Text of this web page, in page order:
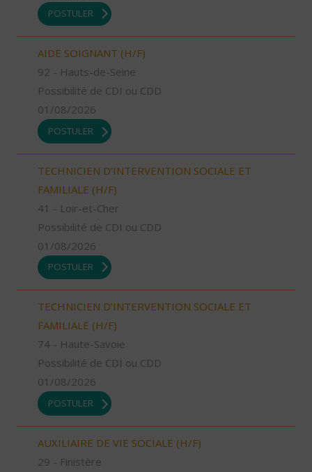
POSTULER
AIDE SOIGNANT (H/F)
92 - Hauts-de-Seine
Possibilité de CDI ou CDD
01/08/2026
POSTULER
TECHNICIEN D’INTERVENTION SOCIALE ET
FAMILIALE (H/F)
41 - Loir-et-Cher
Possibilité de CDI ou CDD
01/08/2026
POSTULER
TECHNICIEN D’INTERVENTION SOCIALE ET
FAMILIALE (H/F)
74 - Haute-Savoie
Possibilité de CDI ou CDD
01/08/2026
POSTULER
AUXILIAIRE DE VIE SOCIALE (H/F)
29 - Finistère